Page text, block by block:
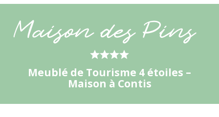
Maison des Pins
Meublé de Tourisme 4 étoiles –
Maison à Contis